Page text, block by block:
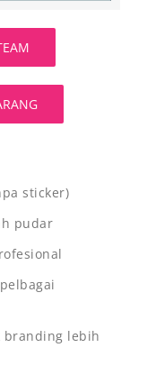
sticker)
pudar
branding lebih